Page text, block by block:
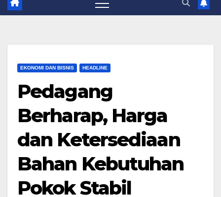
EKONOMI DAN BISNIS HEADLINE
Pedagang
Berharap, Harga
dan Ketersediaan
Bahan Kebutuhan
Pokok Stabil